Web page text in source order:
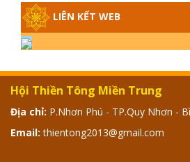
ĐƯỢC KHÔNG?
GIẢI ĐÁP THIỀN
P12 - SỰ THẬT VỀ
TRỜI ĐÁNH
HỌNG?
LIÊN KẾT WEB
Hội Thiền Tông Miền Trung
Địa chỉ: P.Nhơn Phú - TP.Quy Nhơn -
Email: thientong2013@gmail.com